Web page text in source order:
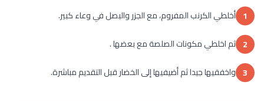
1 أخلطي الكرنب المفروم، مع الجزر والبصل في وعاء كبير.
2 ثم اخلطي مكونات الصلصة مع بعضها .
3 واخفقيها جيدا ثم أضيفيها إلى الخضار قبل التقديم مباشرة.